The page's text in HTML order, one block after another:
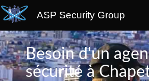
ASP Security Group
Besoin d'un
sécurité à